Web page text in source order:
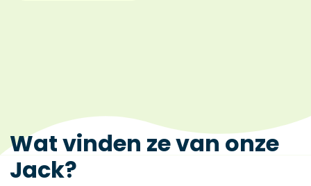
Wat vinden ze van onze
Jack?